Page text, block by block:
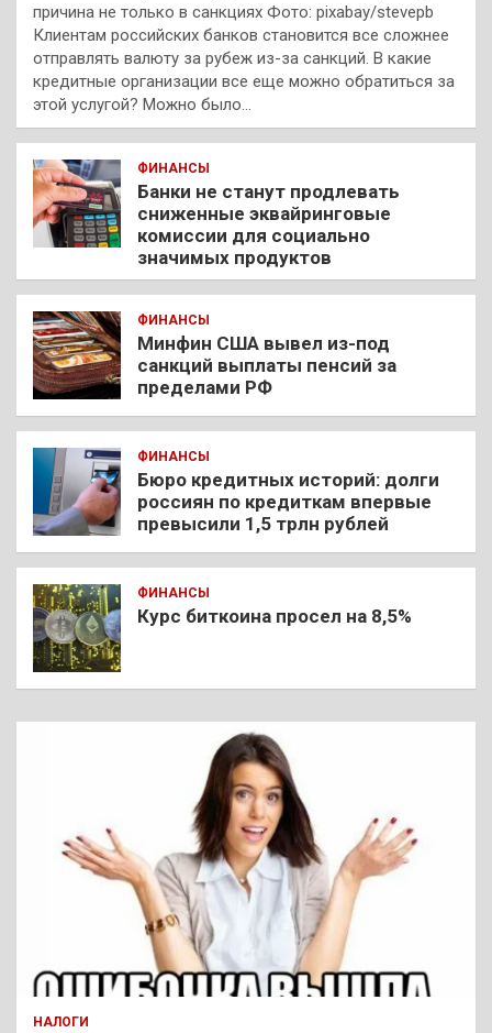
причина не только в санкциях Фото: pixabay/stevepb
Клиентам российских банков становится все сложнее
отправлять валюту за рубеж из-за санкций. В какие
кредитные организации все еще можно обратиться за
этой услугой? Можно было…
ФИНАНСЫ
Банки не станут продлевать
сниженные эквайринговые
комиссии для социально
значимых продуктов
ФИНАНСЫ
Минфин США вывел из-под
санкций выплаты пенсий за
пределами РФ
ФИНАНСЫ
Бюро кредитных историй: долги
россиян по кредиткам впервые
превысили 1,5 трлн рублей
ФИНАНСЫ
Курс биткоина просел на 8,5%
НАЛОГИ